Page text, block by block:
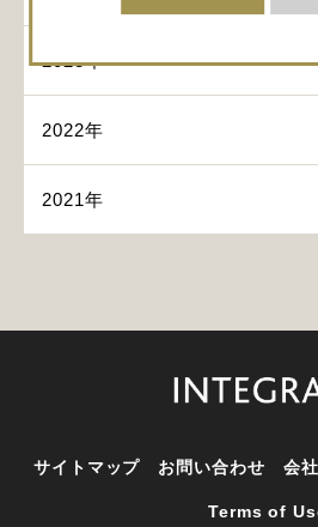
2023年
2022年
2021年
サイトマップ お問い合わせ 会
Terms of